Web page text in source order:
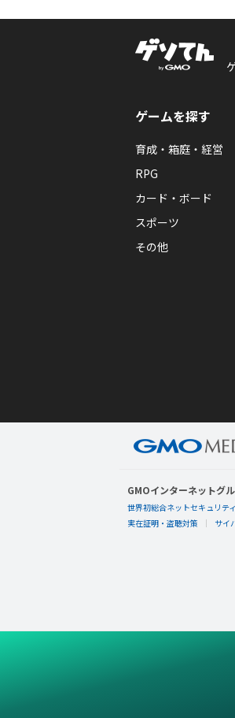
ゲームを探す
育成・箱庭・経営
RPG
カード・ボード
スポーツ
その他
GMOインターネットグ
世界初総合ネットセキュリテ
実在証明・盗聴対策
サイ